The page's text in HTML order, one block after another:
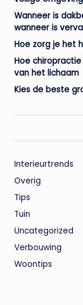
Wanneer is
wanneer is
Hoe zorg je het
Hoe
van het lichaam
Kies de beste
Interieurtrends
Overig
Tips
Tuin
Uncategorized
Verbouwing
Woontips